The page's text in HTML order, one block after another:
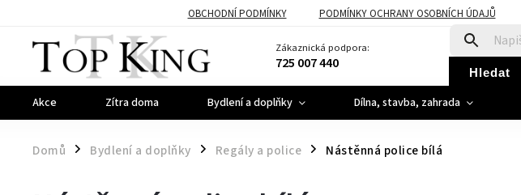
OBCHODNÍ PODMÍNKY PODMÍNKY OCHRANY OSOBNÍCH ÚDAJŮ
Zákaznická podpora:
725 007 440 Hledat
Akce Zítra doma Bydlení a doplňky Dílna, stavba, zahrada
Domů / Bydlení a doplňky / Regály a police / Nástěnná police bílá